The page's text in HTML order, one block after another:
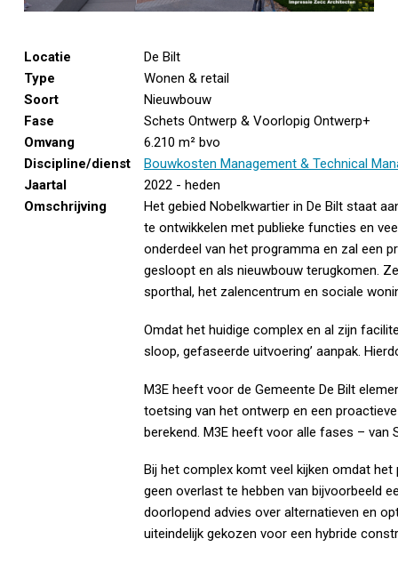
Locatie
De Bilt
Type
Wonen & retail
Soort
Nieuwbouw
Fase
Schets Ontwerp & Voorlopig Ontwerp+
Omvang
6.210 m² bvo
Discipline/dienst
Bouwkosten Management & Technical
Jaartal
2022 - heden
Omschrijving
Het gebied Nobelkwartier in De Bilt staat
te ontwikkelen met publieke functies en
onderdeel van het programma en zal een
gesloopt en als nieuwbouw terugkomen.
sporthal, het zalencentrum en sociale
Omdat het huidige complex en al zijn
sloop, gefaseerde uitvoering’ aanpak.
M3E heeft voor de Gemeente De Bilt
toetsing van het ontwerp en een
berekend. M3E heeft voor alle fases – van
Bij het complex komt veel kijken omdat
geen overlast te hebben van bijvoorbeeld
doorlopend advies over alternatieven en
uiteindelijk gekozen voor een hybride